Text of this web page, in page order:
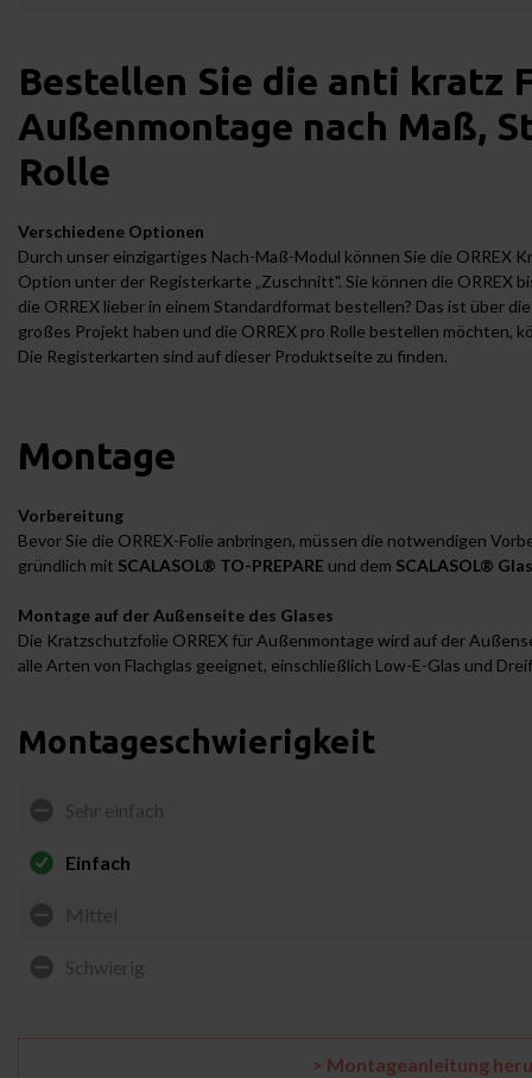
Bestellen Sie die anti kratz
Außenmontage nach Maß,
Rolle
Verschiedene Optionen
Durch unser einzigartiges Nach-Maß-Modul können Sie die ORREX
Option unter der Registerkarte „Zuschnitt". Sie können die ORREX
die ORREX lieber in einem Standardformat bestellen? Das ist über
großes Projekt haben und die ORREX pro Rolle bestellen möchten,
Die Registerkarten sind auf dieser Produktseite zu finden.
Montage
Vorbereitung
Bevor Sie die ORREX-Folie anbringen, müssen die notwendigen
gründlich mit SCALASOL® TO-PREPARE und dem SCALASOL®
Montage auf der Außenseite des Glases
Die Kratzschutzfolie ORREX für Außenmontage wird auf der
alle Arten von Flachglas geeignet, einschließlich Low-E-Glas und
Montageschwierigkeit
Sehr einfach
Einfach
Mittel
Schwierig
> Montageanleitung